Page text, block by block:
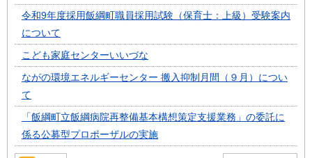
令和9年度採用飯綱町職員採用試験（保育士：上級）受験案内
について
こども家庭センターいいづな
ながの環境エネルギーセンター 搬入抑制月間（９月）につい
て
「飯綱町立飯綱病院再整備基本構想策定支援業務」の委託に
係る公募型プロポーザルの実施